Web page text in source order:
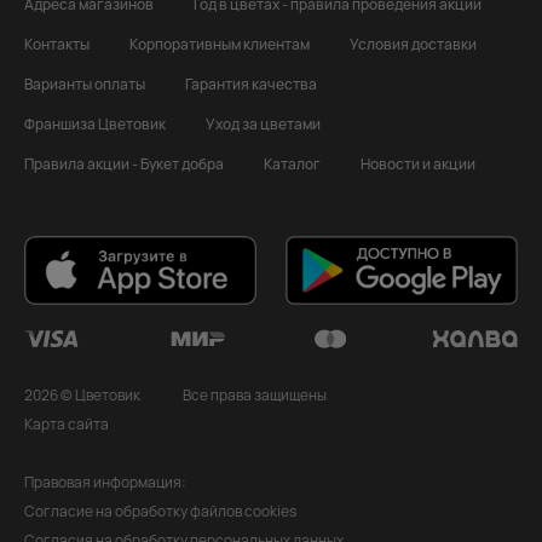
Адреса магазинов
Год в цветах - правила проведения акции
Контакты
Корпоративным клиентам
Условия доставки
Варианты оплаты
Гарантия качества
Франшиза Цветовик
Уход за цветами
Правила акции - Букет добра
Каталог Новости и акции
2026 © Цветовик
Все права защищены
Карта сайта
Правовая информация:
Согласие на обработку файлов cookies